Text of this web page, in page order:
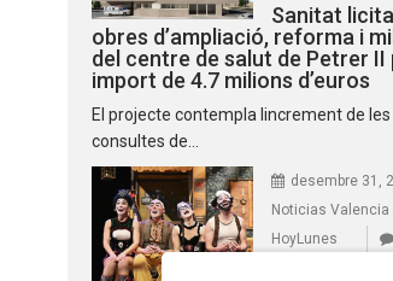
Sanitat
obres d’ampliació, reforma i
del centre de salut de Petrer II
import de 4.7 milions d’euros
El projecte contempla lincrement de les
consultes de...
desembre 31,
Noticias Valencia
HoyLunes